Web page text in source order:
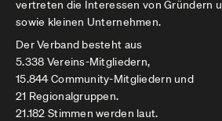
vertreten die Interessen von Gründern
sowie kleinen Unternehmen.
Der Verband besteht aus
5.338 Vereins-Mitgliedern,
15.844 Community-Mitgliedern und
21 Regionalgruppen.
21.182 Stimmen werden laut.